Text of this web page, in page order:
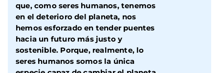
que, como seres humanos, tenemos
en el deterioro del planeta, nos
hemos esforzado en tender puentes
hacia un futuro más justo y
sostenible. Porque, realmente, lo
seres humanos somos la única